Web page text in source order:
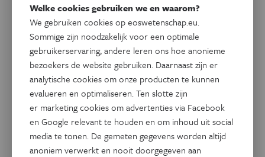
Gerelateerde artikels
Welke cookies gebruiken we en waarom?
We gebruiken cookies op eoswetenschap.eu.
Sommige zijn noodzakelijk voor een optimale
gebruikerservaring, andere leren ons hoe anonieme
bezoekers de website gebruiken. Daarnaast zijn er
analytische cookies om onze producten te kunnen
evalueren en optimaliseren. Ten slotte zijn
er marketing cookies om advertenties via Facebook
en Google relevant te houden en om inhoud uit social
media te tonen. De gemeten gegevens worden altijd
anoniem verwerkt en nooit doorgegeven aan